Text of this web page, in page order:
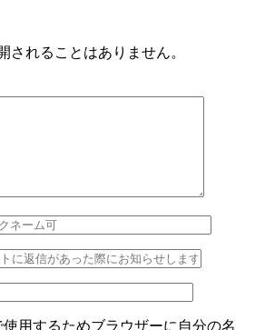
されることはありません。
用するためブラウザーに自分の名